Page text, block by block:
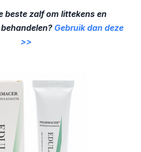
beste zalf om littekens en
Gebruik dan deze
>>